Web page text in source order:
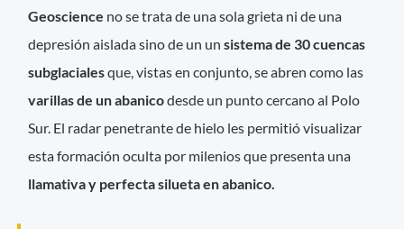
Geoscience no se trata de una sola grieta ni de una
depresión aislada sino de un unsistema de 30 cuencas
subglacialesque, vistas en conjunto, se abren como las
varillas de un abanicodesde un punto cercano al Polo
Sur. El radar penetrante de hielo les permitió visualizar
esta formación oculta por milenios que presenta una
llamativa y perfecta silueta en abanico.